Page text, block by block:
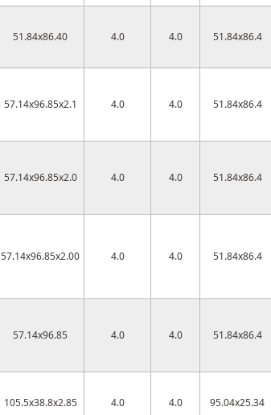
51.84x86.40 4.0 4.0 51.84x86.4
57.14x96.85x2.1 4.0 4.0 51.84x86.4
57.14x96.85x2.0 4.0 4.0 51.84x86.4
57.14x96.85x2.00 4.0 4.0 51.84x86.4
57.14x96.85 4.0 4.0 51.84x86.4
105.5x38.8x2.85 4.0 4.0 95.04x25.34